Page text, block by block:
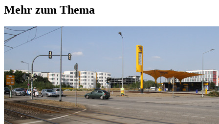
Mehr zum Thema